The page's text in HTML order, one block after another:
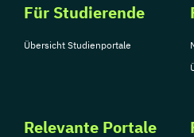
Für Studierende
Übersicht Studienportale
Relevante Portale